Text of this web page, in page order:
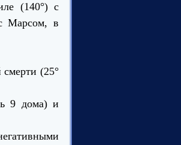
(140°) с
Марсом, в
(25°
9 дома) и